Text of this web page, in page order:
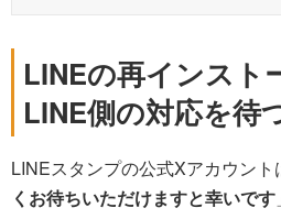
LINEの再インスト
LINE側の対応を待
LINEスタンプの公式Xアカウント
くお待ちいただけますと幸いです